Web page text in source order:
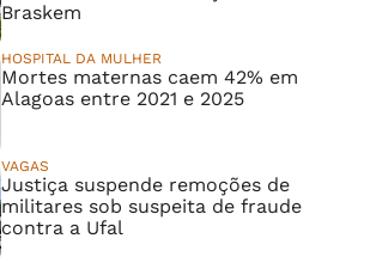
Braskem
HOSPITAL DA MULHER
Mortes maternas caem 42% em
Alagoas entre 2021 e 2025
VAGAS
Justiça suspende remoções de
militares sob suspeita de fraude
contra a Ufal